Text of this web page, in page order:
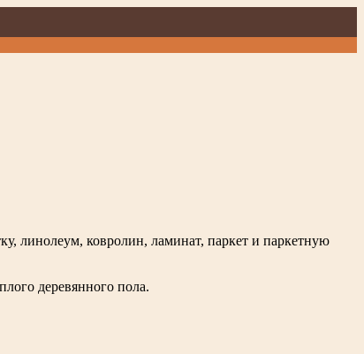
линолеум, ковролин, ламинат, паркет и паркетную
деревянного пола.